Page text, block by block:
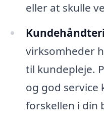
eller at skulle
virksomheder
til kundepleje.
og god service
forskellen i din